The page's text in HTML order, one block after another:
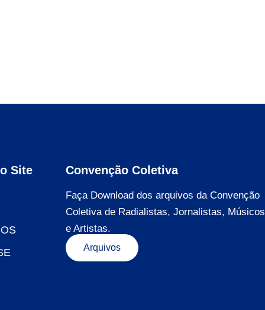
Site Convenção Coletiva
Faça Download dos arquivos da Convenção
Coletiva de Radialistas, Jornalistas, Músicos
e Artistas.
Arquivos